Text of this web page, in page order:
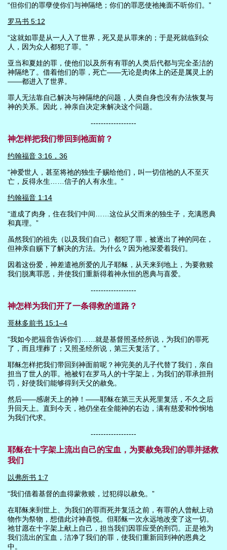
“但你们的罪孽使你们与神隔绝；你们的罪恶使祂掩面不听你们。”
罗马书 5:12
“这就如罪是从一人入了世界，死又是从罪来的；于是死就临到众
人，因为众人都犯了罪。”
亚当和夏娃的罪，使他们以及所有有罪的人类后代都与完全圣洁的
神隔绝了。借着他们的罪，死亡——无论是肉体上的还是属灵上的
——都进入了世界。
罪人无法靠自己解决与神隔绝的问题，人类自身也没有办法恢复与
神的关系。因此，神亲自决定来解决这个问题。
------------------
神怎样把我们带回到祂面前？
约翰福音 3:16，36
“神爱世人，甚至将祂的独生子赐给他们，叫一切信祂的人不至灭
亡，反得永生……信子的人有永生。”
约翰福音 1:14
“道成了肉身，住在我们中间……这位从父而来的独生子，充满恩典
和真理。”
虽然我们的祖先（以及我们自己）都犯了罪，被逐出了神的同在，
但神亲自赐下了解决的方法。为什么？因为祂深爱着我们。
因着这份爱，神差遣祂所爱的儿子耶稣，从天来到地上，为要救赎
我们脱离罪恶，并使我们重新得着神永恒的恩典与喜爱。
------------------
神怎样为我们开了一条得救的道路？
哥林多前书 15:1–4
“我如今把福音告诉你们……就是基督照圣经所说，为我们的罪死
了，而且埋葬了；又照圣经所说，第三天复活了。”
耶稣怎样把我们带回到神面前呢？神完美的儿子代替了我们，亲自
担当了世人的罪。祂被钉在罗马人的十字架上，为我们的罪承担刑
罚，好使我们能够得到天父的赦免。
然后——感谢天上的神！——耶稣在第三天从死里复活，不久之后
升回天上。直到今天，祂仍坐在全能神的右边，满有慈爱和怜悯地
为我们代求。
------------------
耶稣在十字架上流出自己的宝血，为要赦免我们的罪并拯救
我们
以弗所书 1:7
“我们借着基督的血得蒙救赎，过犯得以赦免。”
在耶稣来到世上、为我们的罪而死并复活之前，有罪的人曾献上动
物作为祭物，想借此讨神喜悦。但耶稣一次永远地改变了这一切。
祂甘愿在十字架上献上自己，担当我们因罪应受的刑罚。正是祂为
我们流出的宝血，洁净了我们的罪，使我们重新回到神的恩典之
中。